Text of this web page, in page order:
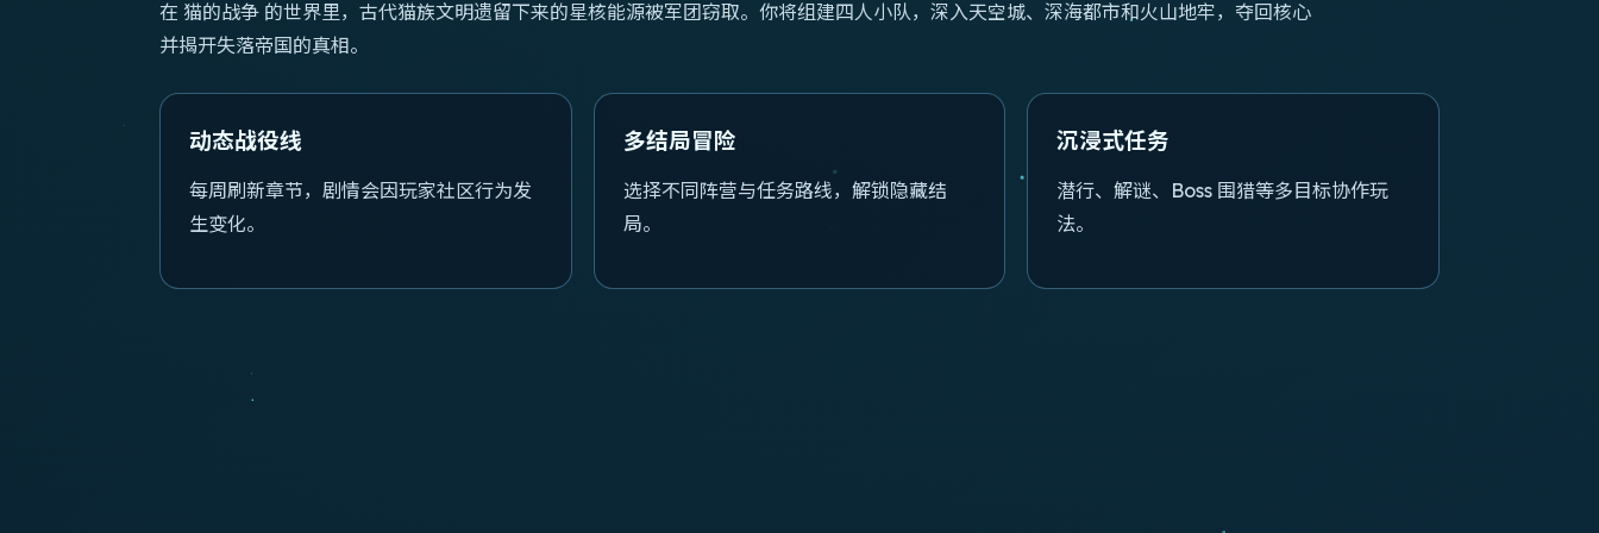
在 猫的战争 的世界里，古代猫族文明遗留下来的星核能源被军团窃取。你将组建四人小队，深入天空城、深海都市和火山地牢，夺回核心
并揭开失落帝国的真相。
动态战役线
每周刷新章节，剧情会因玩家社区行为发
生变化。
多结局冒险
选择不同阵营与任务路线，解锁隐藏结
局。
沉浸式任务
潜行、解谜、Boss 围猎等多目标协作玩
法。